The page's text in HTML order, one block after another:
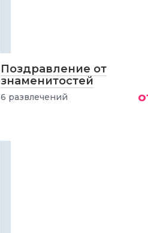
Поздравление от
знаменитостей
6 развлечений